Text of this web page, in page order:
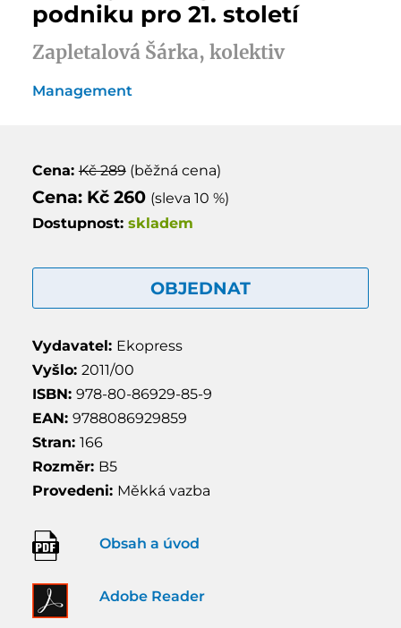
podniku pro 21. století
Zapletalová Šárka, kolektiv
Management
Cena:Kč 289(běžná cena)
Cena: Kč 260 (sleva 10 %)
Dostupnost: skladem
OBJEDNAT
Vydavatel: Ekopress
Vyšlo: 2011/00
ISBN: 978-80-86929-85-9
EAN: 9788086929859
Stran: 166
Rozměr: B5
Provedeni: Měkká vazba
Obsah a úvod
Adobe Reader